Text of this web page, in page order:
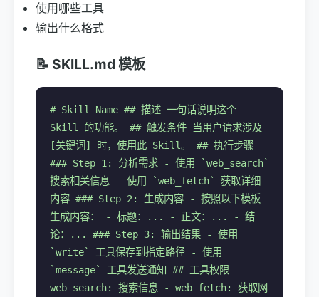
使用哪些工具
输出什么格式
📝 SKILL.md 模板
# Skill Name ## 描述 一句话说明这个
Skill 的功能。 ## 触发条件 当用户请求涉及
[关键词] 时，使用此 Skill。 ## 执行步骤
### Step 1: 分析需求 - 使用 `web_search`
搜索相关信息 - 使用 `web_fetch` 获取详细
内容 ### Step 2: 生成内容 - 按照以下模板
生成内容： - 标题：... - 正文：... - 结
论：... ### Step 3: 输出结果 - 使用
`write` 工具保存到指定路径 - 使用
`message` 工具发送通知 ## 工具权限 -
web_search: 搜索信息 - web_fetch: 获取网